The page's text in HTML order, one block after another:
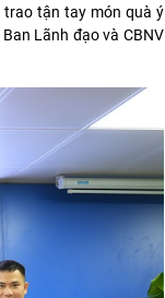
trao tận tay món quà ý
Lãnh đạo và CBNV